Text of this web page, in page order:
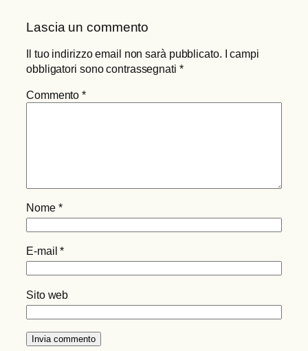
Lascia un commento
Il tuo indirizzo email non sarà pubblicato. I campi
obbligatori sono contrassegnati *
Commento*
Nome *
E-mail*
Sito web